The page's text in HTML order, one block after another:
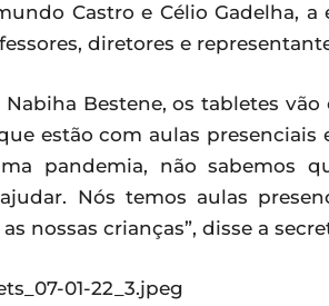
Castro e Célio Gadelha, a
diretores e
Bestene, os tabletes
estão com aulas presenciais
pandemia, não sabemos
Nós temos aulas
nossas crianças”, disse a